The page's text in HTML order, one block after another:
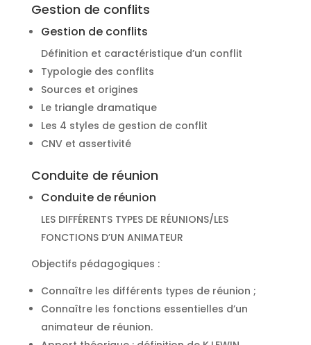
Gestion de conflits
Gestion de conflits
Définition et caractéristique d’un conflit
Typologie des conflits
Sources et origines
Le triangle dramatique
Les 4 styles de gestion de conflit
CNV et assertivité
Conduite de réunion
Conduite de réunion
LES DIFFÉRENTS TYPES DE RÉUNIONS/LES
FONCTIONS D’UN ANIMATEUR
Objectifs pédagogiques :
Connaître les différents types de réunion ;
Connaître les fonctions essentielles d’un
animateur de réunion.